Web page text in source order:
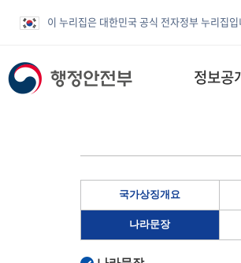
이 누리집은 대한민국 공식 전자정부 누리집
정보공
국가상징개요
나라문장